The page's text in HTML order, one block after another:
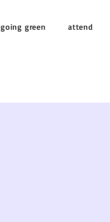
going green attend